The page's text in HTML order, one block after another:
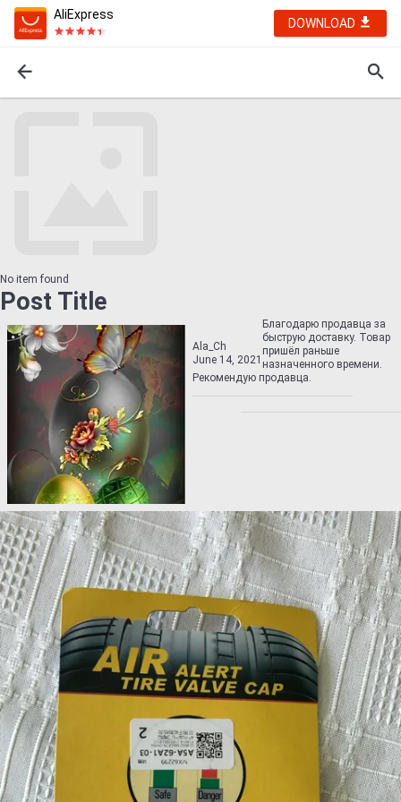
AliExpress
DOWNLOAD
No item found
Post Title
Ala_Ch
June 14, 2021
Благодарю продавца за
быструю доставку. Товар
пришёл раньше
назначенного времени.
Рекомендую продавца.